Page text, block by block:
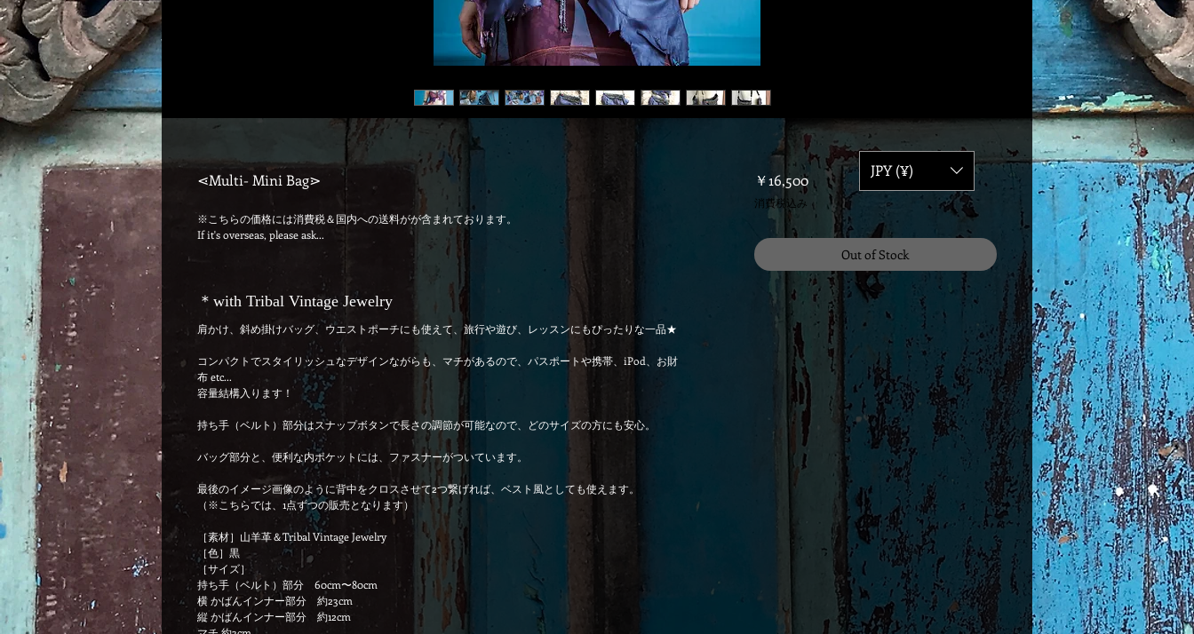
⋖Multi- Mini Bag⋗
※こちらの価格には消費税＆国内への送料がが含まれております。
If it's overseas, please ask...
＊with Tribal Vintage Jewelry
肩かけ、斜め掛けバッグ、ウエストポーチにも使えて、旅行や遊び、レッスンにもぴったりな一品★
コンパクトでスタイリッシュなデザインながらも、マチがあるので、パスポートや携帯、iPod、お財
布 etc...
容量結構入ります！
持ち手（ベルト）部分はスナップボタンで長さの調節が可能なので、どのサイズの方にも安心。
バッグ部分と、便利な内ポケットには、ファスナーがついています。
最後のイメージ画像のように背中をクロスさせて2つ繋げれば、ベスト風としても使えます。
（※こちらでは、1点ずつの販売となります）
［素材］山羊革＆Tribal Vintage Jewelry
［色］黒
［サイズ］
持ち手（ベルト）部分 60cm〜80cm
横 かばんインナー部分 約23cm
縦 かばんインナー部分 約12cm
￥16,500価
格
消費税込み
Out of Stock
JPY (¥)